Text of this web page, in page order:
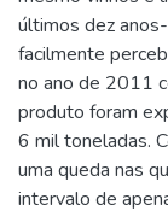
últimos dez
facilmente
no ano de 2011
produto foram
6 mil toneladas.
uma queda nas
intervalo de